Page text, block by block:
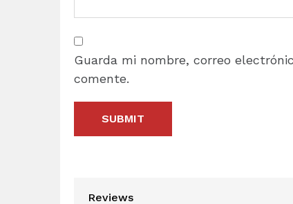
Guarda mi nombre, correo
comente.
Reviews